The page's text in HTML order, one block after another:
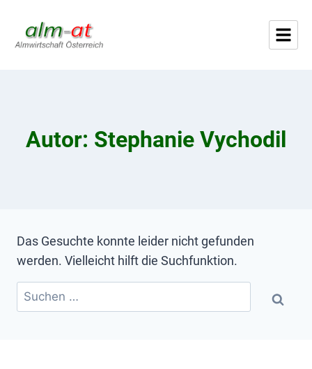
Autor: Stephanie Vychodil
Das Gesuchte konnte leider nicht gefunden
werden. Vielleicht hilft die Suchfunktion.